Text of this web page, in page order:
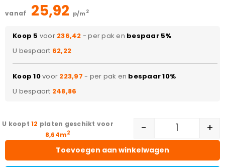
vanaf 25,92 p/m 2
Koop 5 voor 236,42 - per pak en bespaar 5%
U bespaart 62,22
Koop 10voor 223,97 - per pak en bespaar 10%
U bespaart 248,86
- +
Toevoegen aan winkelwagen
12 platen geschikt voor
8,64m2